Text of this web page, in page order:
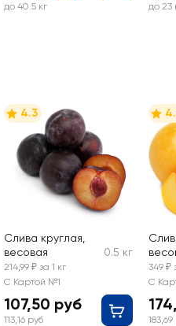
до 40.5 кг до 23
4.3
Слива круглая,
весовая
0.5 кг
214,99 ₽ за 1 кг
С Картой №1
107,50 руб
113,16 руб
349 ₽
С